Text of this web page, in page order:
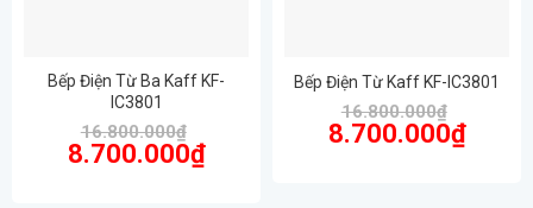
Bếp Điện Từ Ba Kaff KF-
IC3801
16.800.000₫
Giá
gốc
8.700.000₫Giá
hiện
Bếp Điện Từ Kaff KF-IC3801
16.800.000₫
Giá
gốc
8.700.000₫Giá
hiện